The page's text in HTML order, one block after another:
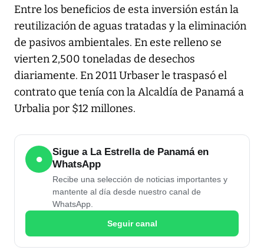
Entre los beneficios de esta inversión están la
reutilización de aguas tratadas y la eliminación
de pasivos ambientales. En este relleno se
vierten 2,500 toneladas de desechos
diariamente. En 2011 Urbaser le traspasó el
contrato que tenía con la Alcaldía de Panamá a
Urbalia por $12 millones.
●
Sigue a La Estrella de Panamá en
WhatsApp
Recibe una selección de noticias importantes y
mantente al día desde nuestro canal de
WhatsApp.
Seguir canal